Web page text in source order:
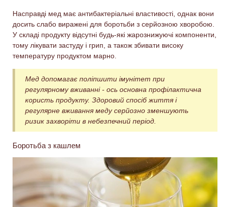
Насправді мед має антибактеріальні властивості, однак вони
досить слабо виражені для боротьби з серйозною хворобою.
У складі продукту відсутні будь-які жарознижуючі компоненти,
тому лікувати застуду і грип, а також збивати високу
температуру продуктом марно.
Мед допомагає поліпшити імунітет при
регулярному вживанні - ось основна профілактична
користь продукту. Здоровий спосіб життя і
регулярне вживання меду серйозно зменшують
ризик захворіти в небезпечний період.
Боротьба з кашлем